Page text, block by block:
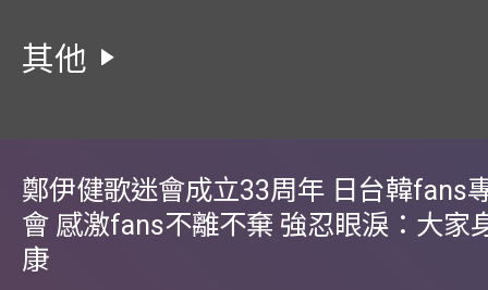
其他
鄭伊健歌迷會成立33周年 日台韓fans
會 感激fans不離不棄 強忍眼淚：大家
康